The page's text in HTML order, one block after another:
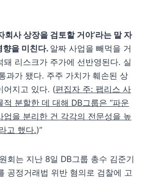
회사 상장을 검토할 거야’라는 말 자
향을 미친다. 알짜 사업을 빼먹을 거
돼 리스크가 주가에 선반영된다. 실
과가 됐다. 주주 가치가 훼손된 상
어지고 있다. (편집자 주: 팹리스 사
적 분할한 데 대해 DB그룹은 “파운
업을 분리한 건 각각의 전문성을 높
고 했다.)”
회는 지난 8일 DB그룹 총수 김준기
공정거래법 위반 혐의로 검찰에 고